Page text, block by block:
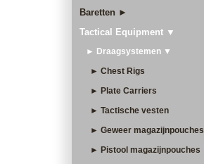
Baretten ►
Tactical Equipment ▼
► Draagsystemen ▼
► Chest Rigs
► Plate Carriers
► Tactische vesten
► Geweer magazijnpouches
► Pistool magazijnpouches